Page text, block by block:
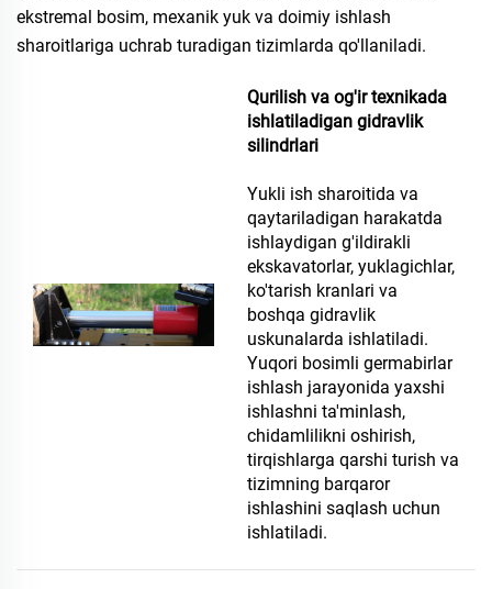
ekstremal bosim, mexanik yuk va doimiy ishlash
sharoitlariga uchrab turadigan tizimlarda qo'llaniladi.
Qurilish va og'ir texnikada
ishlatiladigan gidravlik
silindrlari
Yukli ish sharoitida va
qaytariladigan harakatda
ishlaydigan g'ildirakli
ekskavatorlar, yuklagichlar,
ko'tarish kranlari va
boshqa gidravlik
uskunalarda ishlatiladi.
Yuqori bosimli germabirlar
ishlash jarayonida yaxshi
ishlashni ta'minlash,
chidamlilikni oshirish,
tirqishlarga qarshi turish va
tizimning barqaror
ishlashini saqlash uchun
ishlatiladi.